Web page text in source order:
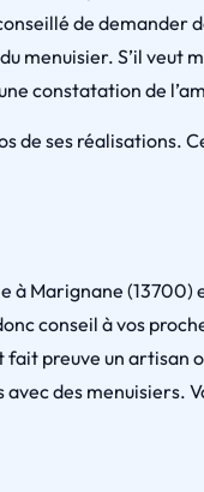
de demander
menuisier. S’il veut
constatation de
de ses réalisations.
à Marignane (13700)
conseil à vos
preuve un artisan
des menuisiers.